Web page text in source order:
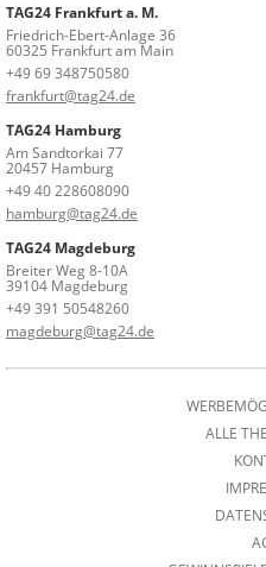
TAG24 Frankfurt a. M.
Friedrich-Ebert-Anlage 36
60325 Frankfurt am Main
+49 69 348750580
frankfurt@tag24.de
TAG24 Hamburg
Am Sandtorkai 77
20457 Hamburg
+49 40 228608090
hamburg@tag24.de
TAG24 Magdeburg
Breiter Weg 8-10A
39104 Magdeburg
+49 391 50548260
magdeburg@tag24.de
ALLE